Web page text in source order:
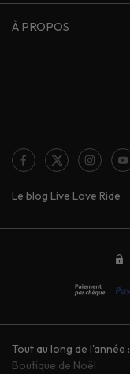
À PROPOS
Le blog Live Love Ride
Tout au long de l'année :
Boutique de Noël